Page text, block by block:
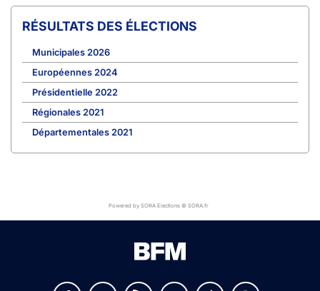
RÉSULTATS DES ÉLECTIONS
Municipales 2026
Européennes 2024
Présidentielle 2022
Régionales 2021
Départementales 2021
Powered by SORA Elections © SORA.fr